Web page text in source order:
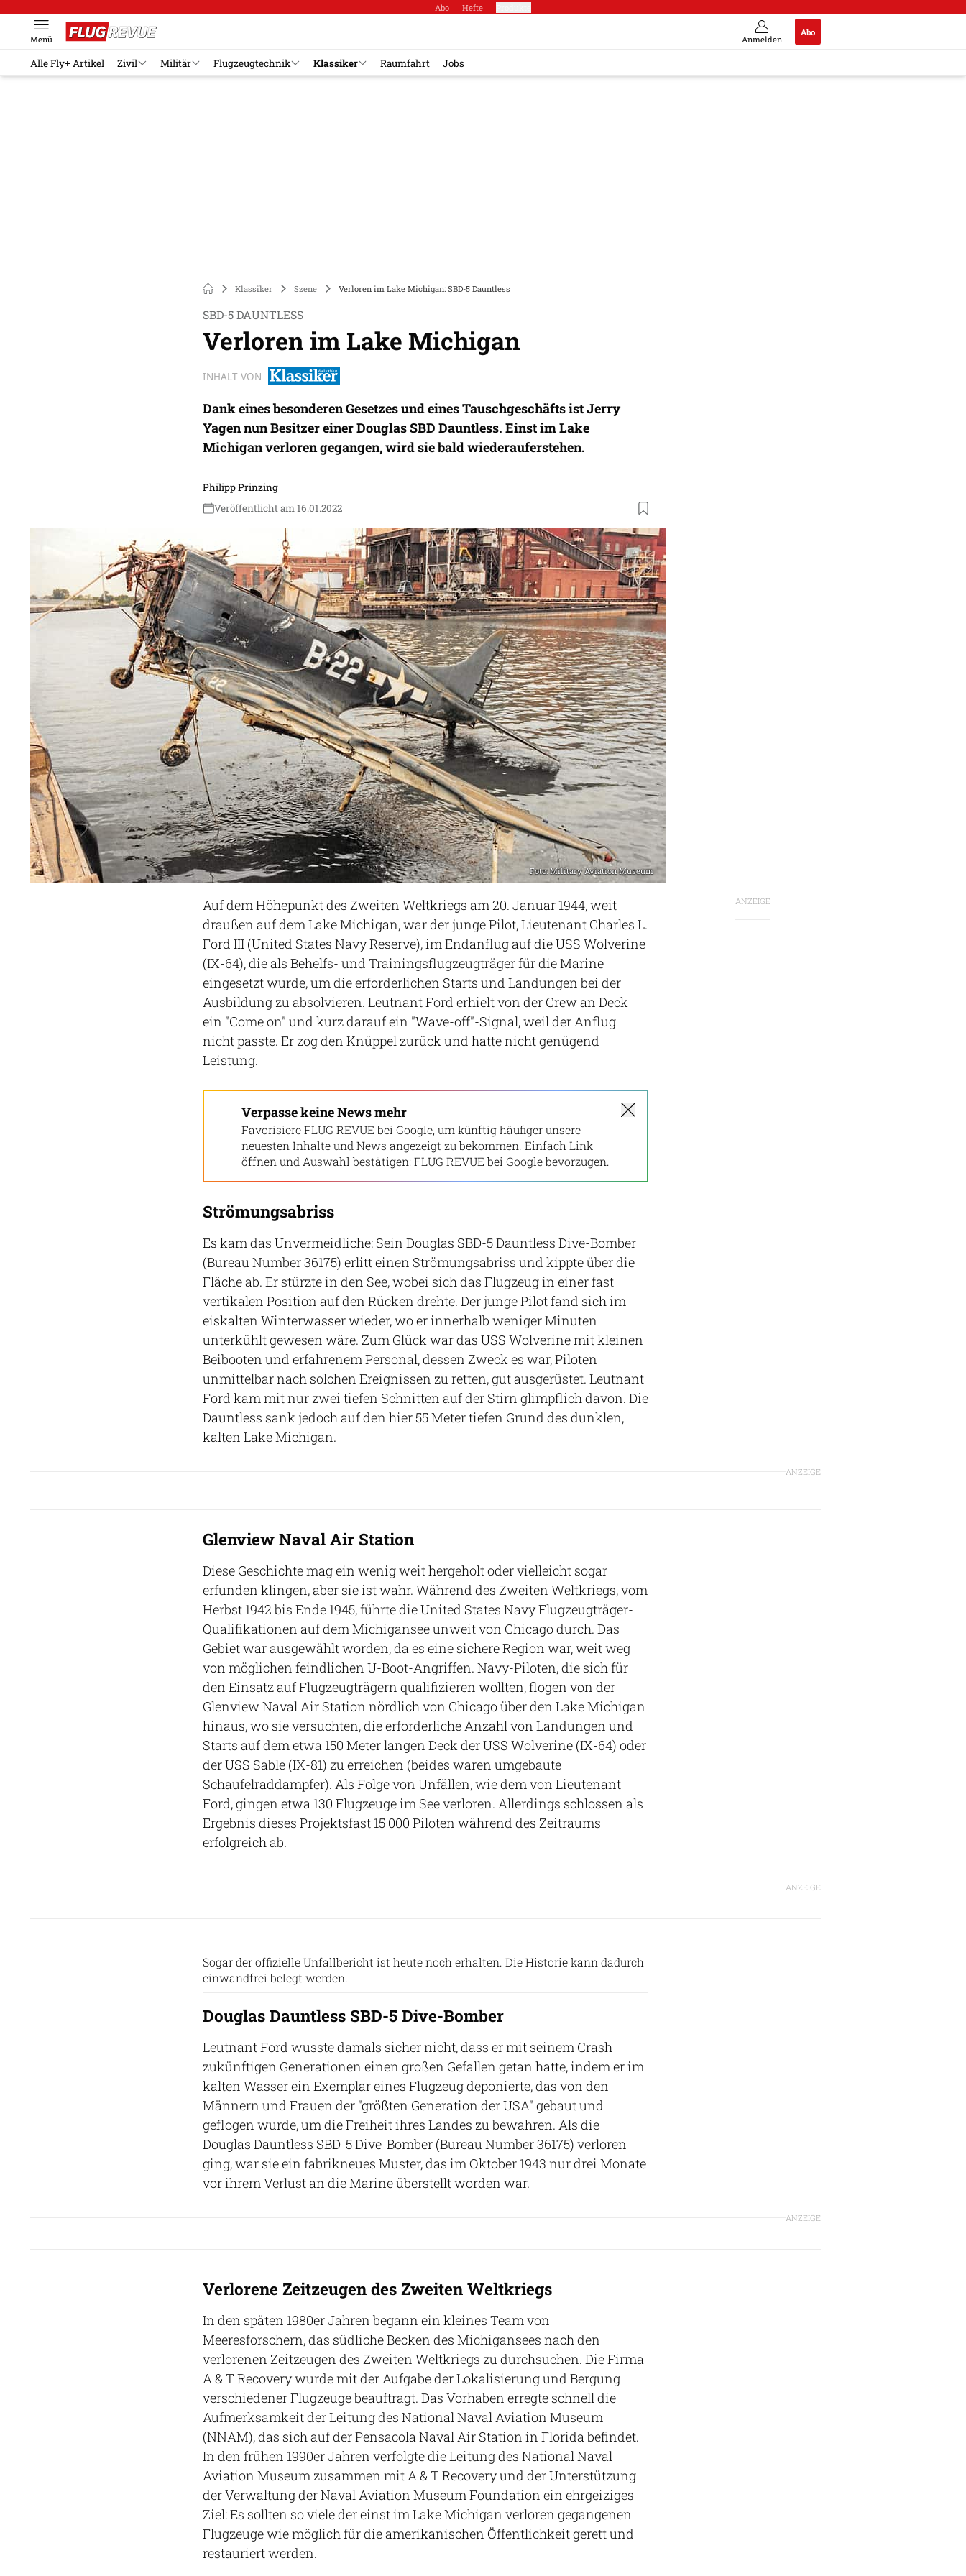
Abo Hefte
Anmelden
Abo
Menü
Alle Fly+ Artikel Zivil Militär Flugzeugtechnik Klassiker Raumfahrt Jobs
Klassiker Szene Verloren im Lake Michigan: SBD-5 Dauntless
SBD-5 DAUNTLESS
Verloren im Lake Michigan
INHALT VON
Dank eines besonderen Gesetzes und eines Tauschgeschäfts ist Jerry
Yagen nun Besitzer einer Douglas SBD Dauntless. Einst im Lake
Michigan verloren gegangen, wird sie bald wiederauferstehen.
Philipp Prinzing
Veröffentlicht am 16.01.2022
Foto: Military Aviation Museum
ANZEIGE
Auf dem Höhepunkt des Zweiten Weltkriegs am 20. Januar 1944, weit
draußen auf dem Lake Michigan, war der junge Pilot, Lieutenant Charles L.
Ford III (United States Navy Reserve), im Endanflug auf die USS Wolverine
(IX-64), die als Behelfs- und Trainingsflugzeugträger für die Marine
eingesetzt wurde, um die erforderlichen Starts und Landungen bei der
Ausbildung zu absolvieren. Leutnant Ford erhielt von der Crew an Deck
ein "Come on" und kurz darauf ein "Wave-off"-Signal, weil der Anflug
nicht passte. Er zog den Knüppel zurück und hatte nicht genügend
Leistung.
Verpasse keine News mehr
Favorisiere FLUG REVUE bei Google, um künftig häufiger unsere
neuesten Inhalte und News angezeigt zu bekommen. Einfach Link
öffnen und Auswahl bestätigen: FLUG REVUE bei Google bevorzugen.
Strömungsabriss
Es kam das Unvermeidliche: Sein Douglas SBD-5 Dauntless Dive-Bomber
(Bureau Number 36175) erlitt einen Strömungsabriss und kippte über die
Fläche ab. Er stürzte in den See, wobei sich das Flugzeug in einer fast
vertikalen Position auf den Rücken drehte. Der junge Pilot fand sich im
eiskalten Winterwasser wieder, wo er innerhalb weniger Minuten
unterkühlt gewesen wäre. Zum Glück war das USS Wolverine mit kleinen
Beibooten und erfahrenem Personal, dessen Zweck es war, Piloten
unmittelbar nach solchen Ereignissen zu retten, gut ausgerüstet. Leutnant
Ford kam mit nur zwei tiefen Schnitten auf der Stirn glimpflich davon. Die
Dauntless sank jedoch auf den hier 55 Meter tiefen Grund des dunklen,
kalten Lake Michigan.
ANZEIGE
Glenview Naval Air Station
Diese Geschichte mag ein wenig weit hergeholt oder vielleicht sogar
erfunden klingen, aber sie ist wahr. Während des Zweiten Weltkriegs, vom
Herbst 1942 bis Ende 1945, führte die United States Navy Flugzeugträger-
Qualifikationen auf dem Michigansee unweit von Chicago durch. Das
Gebiet war ausgewählt worden, da es eine sichere Region war, weit weg
von möglichen feindlichen U-Boot-Angriffen. Navy-Piloten, die sich für
den Einsatz auf Flugzeugträgern qualifizieren wollten, flogen von der
Glenview Naval Air Station nördlich von Chicago über den Lake Michigan
hinaus, wo sie versuchten, die erforderliche Anzahl von Landungen und
Starts auf dem etwa 150 Meter langen Deck der USS Wolverine (IX-64) oder
der USS Sable (IX-81) zu erreichen (beides waren umgebaute
Schaufelraddampfer). Als Folge von Unfällen, wie dem von Lieutenant
Ford, gingen etwa 130 Flugzeuge im See verloren. Allerdings schlossen als
Ergebnis dieses Projektsfast 15 000 Piloten während des Zeitraums
erfolgreich ab.
ANZEIGE
Sogar der offizielle Unfallbericht ist heute noch erhalten. Die Historie kann dadurch
einwandfrei belegt werden.
Douglas Dauntless SBD-5 Dive-Bomber
Leutnant Ford wusste damals sicher nicht, dass er mit seinem Crash
zukünftigen Generationen einen großen Gefallen getan hatte, indem er im
kalten Wasser ein Exemplar eines Flugzeug deponierte, das von den
Männern und Frauen der "größten Generation der USA" gebaut und
geflogen wurde, um die Freiheit ihres Landes zu bewahren. Als die
Douglas Dauntless SBD-5 Dive-Bomber (Bureau Number 36175) verloren
ging, war sie ein fabrikneues Muster, das im Oktober 1943 nur drei Monate
vor ihrem Verlust an die Marine überstellt worden war.
ANZEIGE
Verlorene Zeitzeugen des Zweiten Weltkriegs
In den späten 1980er Jahren begann ein kleines Team von
Meeresforschern, das südliche Becken des Michigansees nach den
verlorenen Zeitzeugen des Zweiten Weltkriegs zu durchsuchen. Die Firma
A & T Recovery wurde mit der Aufgabe der Lokalisierung und Bergung
verschiedener Flugzeuge beauftragt. Das Vorhaben erregte schnell die
Aufmerksamkeit der Leitung des National Naval Aviation Museum
(NNAM), das sich auf der Pensacola Naval Air Station in Florida befindet.
In den frühen 1990er Jahren verfolgte die Leitung des National Naval
Aviation Museum zusammen mit A & T Recovery und der Unterstützung
der Verwaltung der Naval Aviation Museum Foundation ein ehrgeiziges
Ziel: Es sollten so viele der einst im Lake Michigan verloren gegangenen
Flugzeuge wie möglich für die amerikanischen Öffentlichkeit gerett und
restauriert werden.